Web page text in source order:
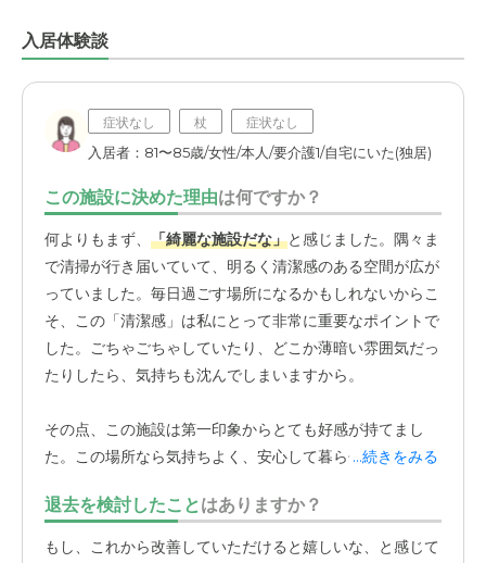
入居体験談
症状なし 杖 症状なし
入居者：81〜85歳/女性/本人/要介護1/自宅にいた(独居)
この施設に決めた理由は何ですか？
何よりもまず、 「綺麗な施設だな」と感じました。隅々ま
で清掃が行き届いていて、明るく清潔感のある空間が広が
っていました。毎日過ごす場所になるかもしれないからこ
そ、この「清潔感」は私にとって非常に重要なポイントで
した。ごちゃごちゃしていたり、どこか薄暗い雰囲気だっ
たりしたら、気持ちも沈んでしまいますから。
その点、この施設は第一印象からとても好感が持てまし
た。この場所なら気持ちよく、安心して暮らせるかもしれ
もう一つの大きな決め手は、働いているスタッフの皆さん
の人柄です。
...続きをみる
退去を検討したことはありますか？
もし、これから改善していただけると嬉しいな、と感じて